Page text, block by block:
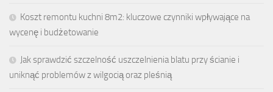
Koszt remontu kuchni 8m2: kluczowe czynniki wpływające na
wycenę i budżetowanie
Jak sprawdzić szczelność uszczelnienia blatu przy ścianie i
uniknąć problemów z wilgocią oraz pleśnią